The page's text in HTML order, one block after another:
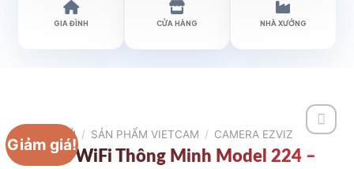
GIA ĐÌNH CỬA HÀNG NHÀ XƯỞNG
Giảm giá!
TRANG CHỦ / SẢN PHẨM VIETCAM / CAMERA EZVIZ
Camera WiFi Thông Minh Model 224 –